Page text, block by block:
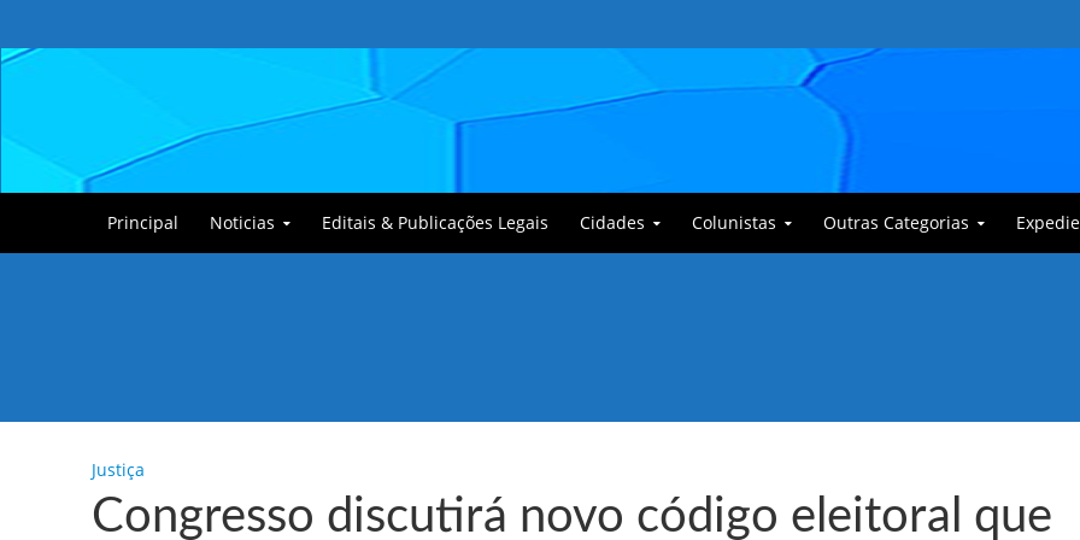
Principal Noticias Editais & Publicações Legais Cidades Colunistas Outras Categorias
Justiça
Congresso discutirá novo código eleitoral que